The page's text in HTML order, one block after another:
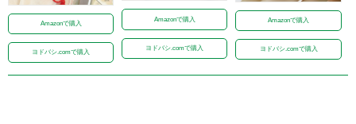
Amazonで購入
ヨドバシ.comで購入
Amazonで購入
ヨドバシ.comで購入
Amazonで購入
ヨドバシ.comで購入